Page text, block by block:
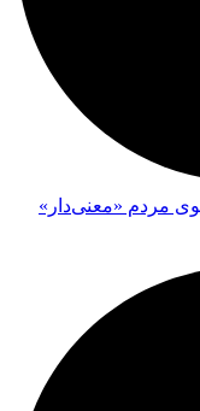
مردم «معنی‌دار»